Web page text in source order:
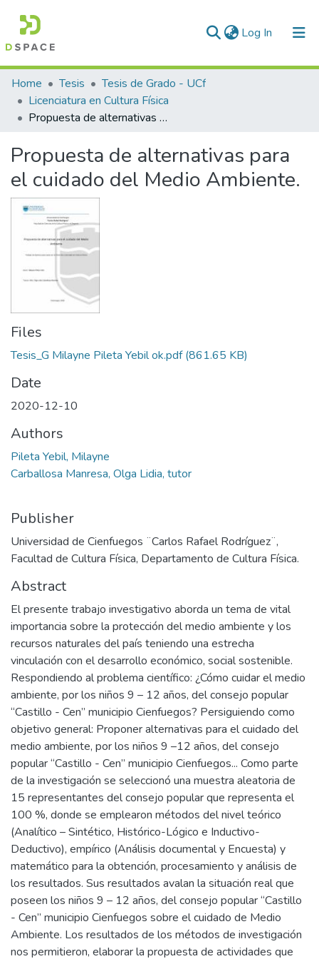
Log In (current)
Communities & Collections
All of DSpace
Home Tesis
Tesis de Grado - UCf
Licenciatura en Cultura Física
Propuesta de alternativas para el cuidado del Medio Ambiente.
Propuesta de alternativas para
el cuidado del Medio Ambiente.
Files
Tesis_G Milayne Pileta Yebil ok.pdf(861.65 KB)
Date
2020-12-10
Authors
Pileta Yebil, Milayne
Carballosa Manresa, Olga Lidia, tutor
Publisher
Universidad de Cienfuegos ¨Carlos Rafael Rodríguez¨,
Facultad de Cultura Física, Departamento de Cultura Física.
Abstract
El presente trabajo investigativo aborda un tema de vital
importancia sobre la protección del medio ambiente y los
recursos naturales del país teniendo una estrecha
vinculación con el desarrollo económico, social sostenible.
Respondiendo al problema científico: ¿Cómo cuidar el medio
ambiente, por los niños 9 – 12 años, del consejo popular
“Castillo - Cen” municipio Cienfuegos? Persiguiendo como
objetivo general: Proponer alternativas para el cuidado del
medio ambiente, por los niños 9 –12 años, del consejo
popular “Castillo - Cen” municipio Cienfuegos... Como parte
de la investigación se seleccionó una muestra aleatoria de
15 representantes del consejo popular que representa el
100 %, donde se emplearon métodos del nivel teórico
(Analítico – Sintético, Histórico-Lógico e Inductivo-
Deductivo), empírico (Análisis documental y Encuesta) y
matemático para la obtención, procesamiento y análisis de
los resultados. Sus resultados avalan la situación real que
poseen los niños 9 – 12 años, del consejo popular “Castillo
- Cen” municipio Cienfuegos sobre el cuidado de Medio
Ambiente. Los resultados de los métodos de investigación
nos permitieron, elaborar la propuesta de actividades que